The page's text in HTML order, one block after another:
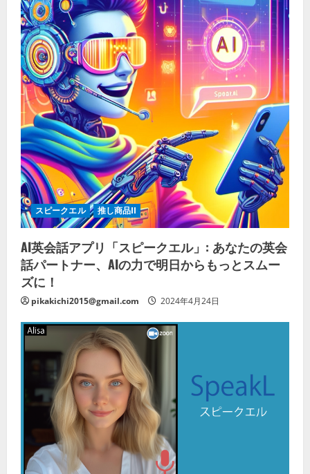
スピークエル 推し商品II
AI英会話アプリ「スピークエル」: あなたの英会
話パートナー、AIの力で明日からもっとスムー
ズに！
pikakichi2015@gmail.com 2024年4月24日